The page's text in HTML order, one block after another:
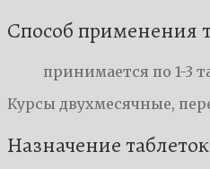
Способ применения
принимается по 1-3
Курсы двухмесячные,
Назначение